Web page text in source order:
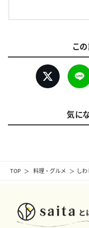
TOP 料理・グルメ し
こ
気に